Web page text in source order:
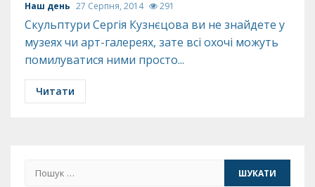
Наш день 27 Серпня, 2014 291
Скульптури Сергія Кузнєцова ви не знайдете у
музеях чи арт-галереях, зате всі охочі можуть
помилуватися ними просто...
Читати
Пошук: